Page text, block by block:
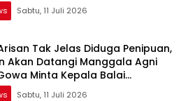
Sabtu, 11 Juli 2026
Tak Jelas Diduga Penipuan,
Akan Datangi Manggala Agni
Minta Kepala Balai
Bulurokeng Turun Tangan
Sabtu, 11 Juli 2026